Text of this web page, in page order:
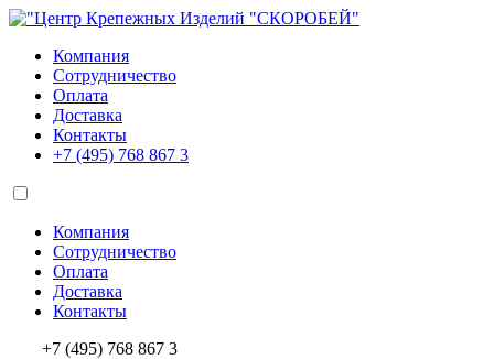
Компания
Сотрудничество
Оплата
Доставка
Контакты
+7 (495) 768 867 3
Компания
Сотрудничество
Оплата
Доставка
Контакты
+7 (495) 768 867 3